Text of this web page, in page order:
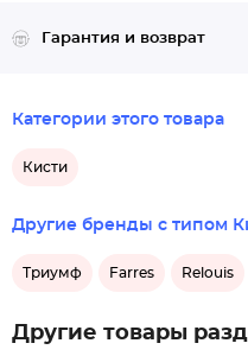
Гарантия и возврат
Категории этого товара
Кисти
Другие бренды с типом
Триумф Farres Relouis
Другие товары